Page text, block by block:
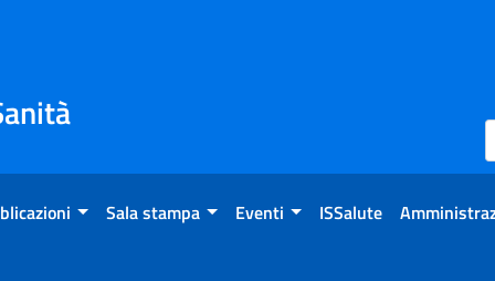
Sala stampa Eventi ISSalute